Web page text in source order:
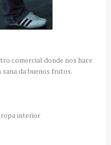
comercial donde nos hace
da buenos frutos.
interior